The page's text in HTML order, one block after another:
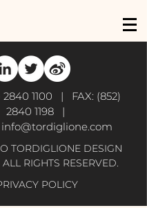
2840 1100 | FAX: (852)
2840 1198|
info@tordiglione.com
TORDIGLIONE DESIGN
ALL RIGHTS RESERVED.
POLICY